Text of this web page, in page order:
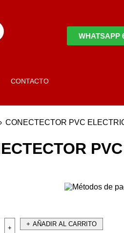
WHATSAPP
CONTACTO
› CONECTECTOR PVC
AÑADIR AL CARRITO